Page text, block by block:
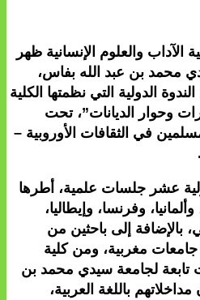
الآداب والعلوم الإنسانية ظهر
محمد بن عبد الله بفاس،
9 / 10 / 11 وقائع الندوة الدولية التي نظمتها الكلية
وحوار الديانات”، تحت
في الثقافات الأوروبية –
عشر جلسات علمية، أطرها
وفرنسا، وإيطاليا،
بالإضافة إلى باحثين من
جامعات مغربية، ومن كلية
تابعة لجامعة سيدي محمد بن
باللغة العربية،